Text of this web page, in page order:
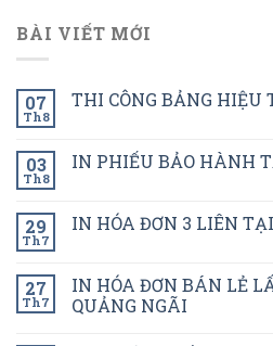
BÀI VIẾT MỚI
07
Th8
THI CÔNG BẢNG HIỆU
03
Th8
IN PHIẾU BẢO HÀNH
29
Th7
IN HÓA ĐƠN 3 LIÊN
27
Th7
IN HÓA ĐƠN BÁN LẺ
QUẢNG NGÃI